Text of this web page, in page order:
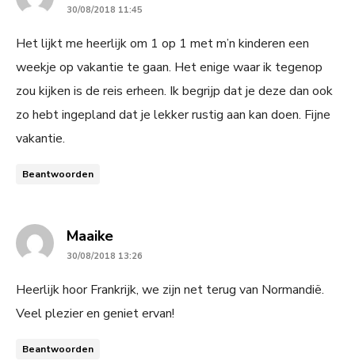
30/08/2018 11:45
Het lijkt me heerlijk om 1 op 1 met m’n kinderen een
weekje op vakantie te gaan. Het enige waar ik tegenop
zou kijken is de reis erheen. Ik begrijp dat je deze dan ook
zo hebt ingepland dat je lekker rustig aan kan doen. Fijne
vakantie.
Beantwoorden
Maaikesays:
30/08/2018 13:26
Heerlijk hoor Frankrijk, we zijn net terug van Normandië.
Veel plezier en geniet ervan!
Beantwoorden